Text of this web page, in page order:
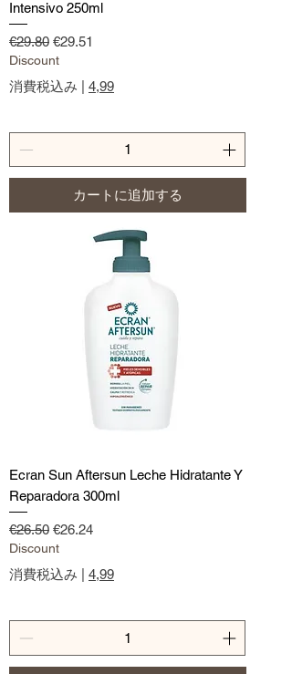
Intensivo 250ml
通常価格
€29.80 セール価格
€29.51
Discount
消費税込み 4,99
カートに追加する
Ecran Sun Aftersun Leche Hidratante Y
Reparadora 300ml
通常価格
€26.50 セール価格
€26.24
Discount
消費税込み 4,99